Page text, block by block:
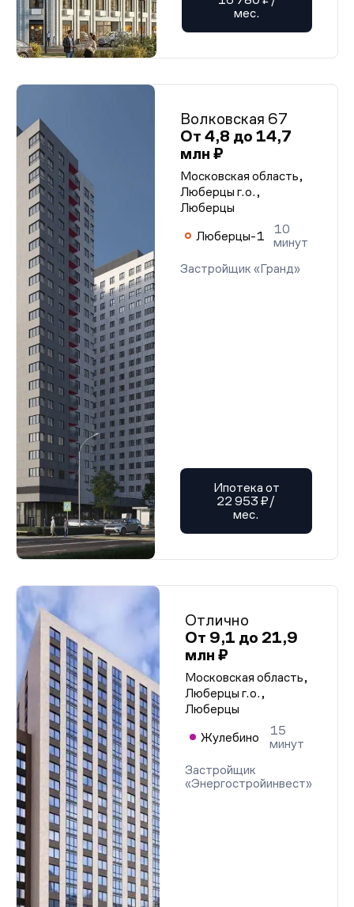
мес.
Волковская 67
От 4,8 до 14,7
млн ₽
Московская область,
Люберцы г.о.,
Люберцы
Люберцы-1
10
минут
Застройщик «Гранд»
Ипотека от
22 953 ₽/
мес.
Отлично
От 9,1 до 21,9
млн ₽
Московская область,
Люберцы г.о.,
Люберцы
Жулебино
15
минут
Застройщик
«Энергостройинвест»